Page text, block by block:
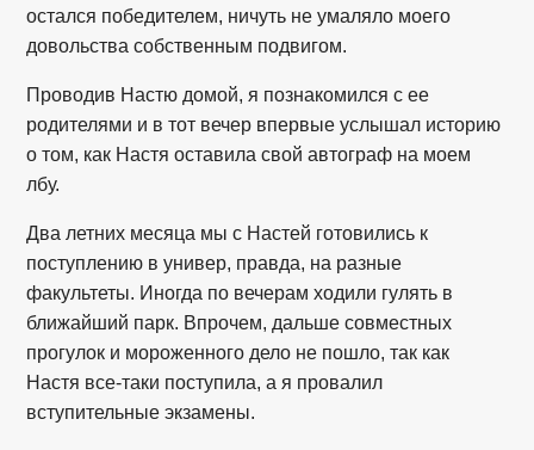
остался победителем, ничуть не умаляло моего
довольства собственным подвигом.
Проводив Настю домой, я познакомился с ее
родителями и в тот вечер впервые услышал историю
о том, как Настя оставила свой автограф на моем
лбу.
Два летних месяца мы с Настей готовились к
поступлению в универ, правда, на разные
факультеты. Иногда по вечерам ходили гулять в
ближайший парк. Впрочем, дальше совместных
прогулок и мороженного дело не пошло, так как
Настя все-таки поступила, а я провалил
вступительные экзамены.